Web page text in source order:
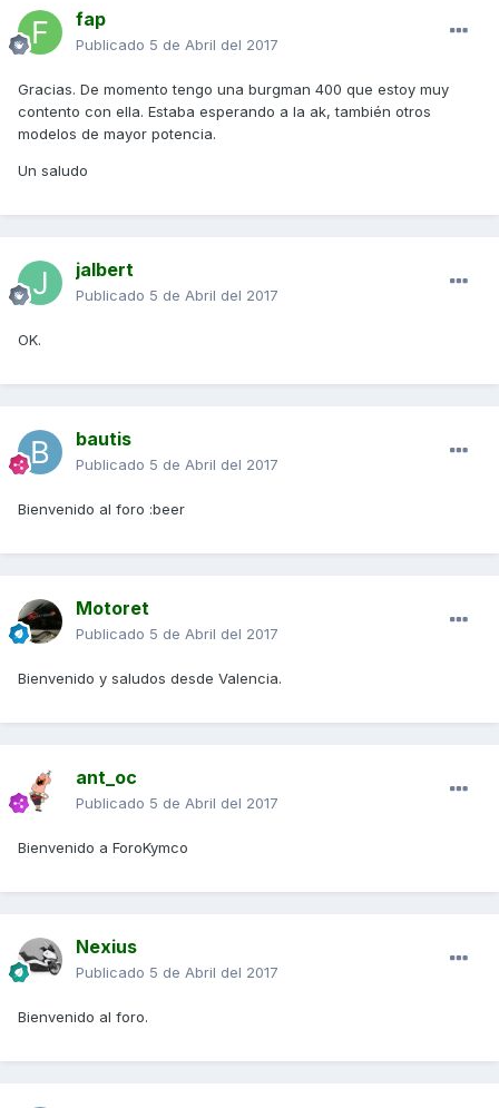
fap
Publicado 5 de Abril del 2017
Gracias. De momento tengo una burgman 400 que estoy muy
contento con ella. Estaba esperando a la ak, también otros
modelos de mayor potencia.
Un saludo
jalbert
Publicado 5 de Abril del 2017
OK.
bautis
Publicado 5 de Abril del 2017
Bienvenido al foro :beer
Motoret
Publicado 5 de Abril del 2017
Bienvenido y saludos desde Valencia.
ant_oc
Publicado 5 de Abril del 2017
Bienvenido a ForoKymco
Nexius
Publicado 5 de Abril del 2017
Bienvenido al foro.